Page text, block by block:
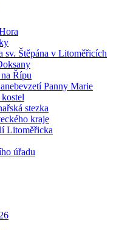
sv. Štěpána v Litoměřicích
Řípu
Panny Marie
stezka
kraje
Litoměřicka
úřadu